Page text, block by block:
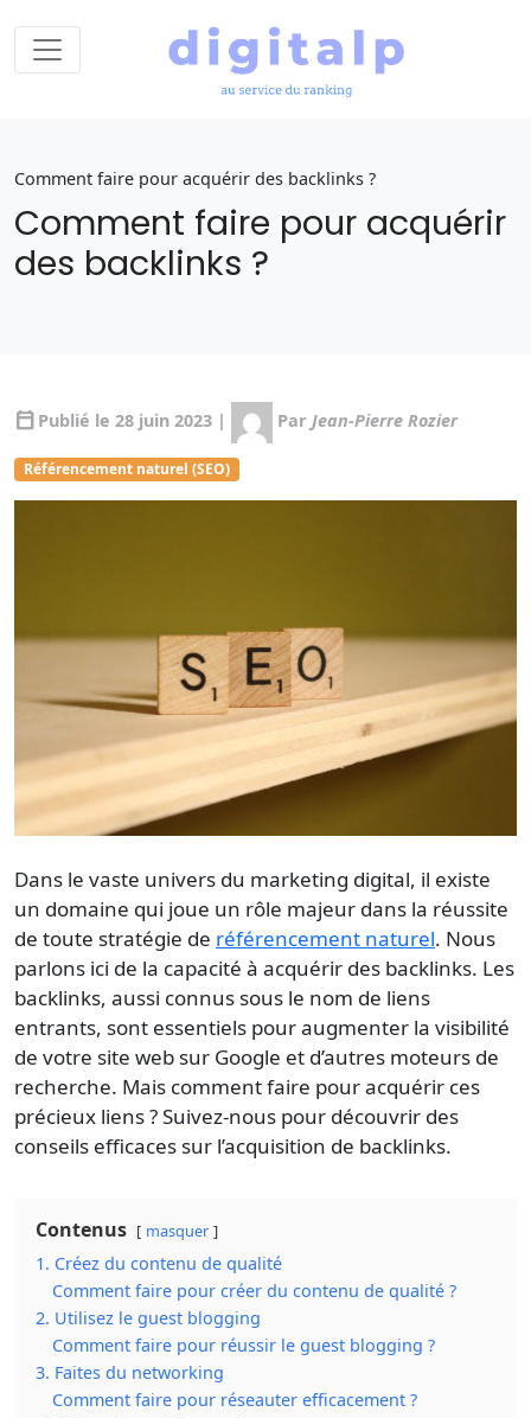
Comment faire pour acquérir des backlinks ?
Comment faire pour acquérir
des backlinks ?
calendar_today Publié le 28 juin 2023 | Par Jean-Pierre Rozier
Référencement naturel (SEO)
Dans le vaste univers du marketing digital, il existe
un domaine qui joue un rôle majeur dans la réussite
de toute stratégie de référencement naturel. Nous
parlons ici de la capacité à acquérir des backlinks. Les
backlinks, aussi connus sous le nom de liens
entrants, sont essentiels pour augmenter la visibilité
de votre site web sur Google et d’autres moteurs de
recherche. Mais comment faire pour acquérir ces
précieux liens ? Suivez-nous pour découvrir des
conseils efficaces sur l’acquisition de backlinks.
Contenus masquer
1. Créez du contenu de qualité
Comment faire pour créer du contenu de qualité ?
2. Utilisez le guest blogging
Comment faire pour réussir le guest blogging ?
3. Faites du networking
Comment faire pour réseauter efficacement ?